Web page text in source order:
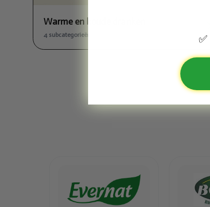
Warme en koude dranken
4 subcategorieën ✅